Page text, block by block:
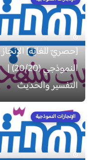
منذ 4 سنة
[حصريّ للغايَة] الإنجاز
النموذجي (20/20) |
التفسير والحديث
الإنجازات النموذجية
منذ 6 سنة